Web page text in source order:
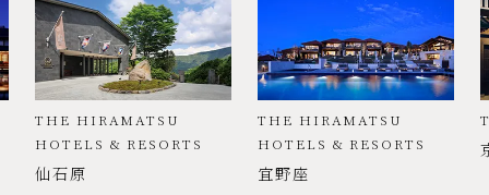
THE HIRAMATSU
HOTELS & RESORTS
仙石原
THE HIRAMATSU
HOTELS & RESORTS
宜野座